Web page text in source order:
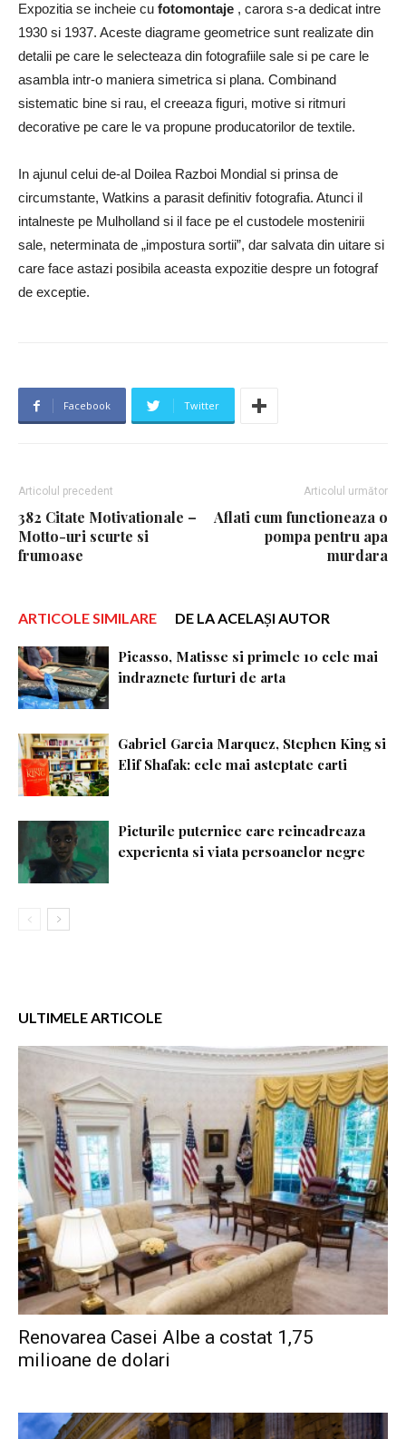
Expozitia se incheie cu fotomontaje , carora s-a dedicat intre
1930 si 1937. Aceste diagrame geometrice sunt realizate din
detalii pe care le selecteaza din fotografiile sale si pe care le
asambla intr-o maniera simetrica si plana. Combinand
sistematic bine si rau, el creeaza figuri, motive si ritmuri
decorative pe care le va propune producatorilor de textile.
In ajunul celui de-al Doilea Razboi Mondial si prinsa de
circumstante, Watkins a parasit definitiv fotografia. Atunci il
intalneste pe Mulholland si il face pe el custodele mostenirii
sale, neterminata de „impostura sortii”, dar salvata din uitare si
care face astazi posibila aceasta expozitie despre un fotograf
de exceptie.
Facebook Twitter
Articolul precedent
382 Citate Motivationale –
Motto-uri scurte si
frumoase
Articolul următor
Aflati cum functioneaza o
pompa pentru apa
murdara
ARTICOLE SIMILARE DE LA ACELAȘI AUTOR
Picasso, Matisse si primele 10 cele mai
indraznete furturi de arta
Gabriel Garcia Marquez, Stephen King si
Elif Shafak: cele mai asteptate carti
Picturile puternice care reincadreaza
experienta si viata persoanelor negre
ULTIMELE ARTICOLE
Renovarea Casei Albe a costat 1,75
milioane de dolari